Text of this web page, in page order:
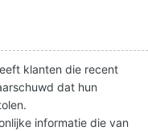
klanten die recent
dat hun
informatie die van